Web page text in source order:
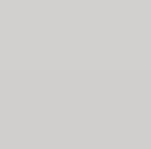
się w tej misteli,
i własnych soków
des Charentes 2011 (17%)
beczkach. W aromacie –
suszone brzoskwinie,
morele, figi, rodzynki,
brzoskwinie w syropie. Palce
małej destylarni